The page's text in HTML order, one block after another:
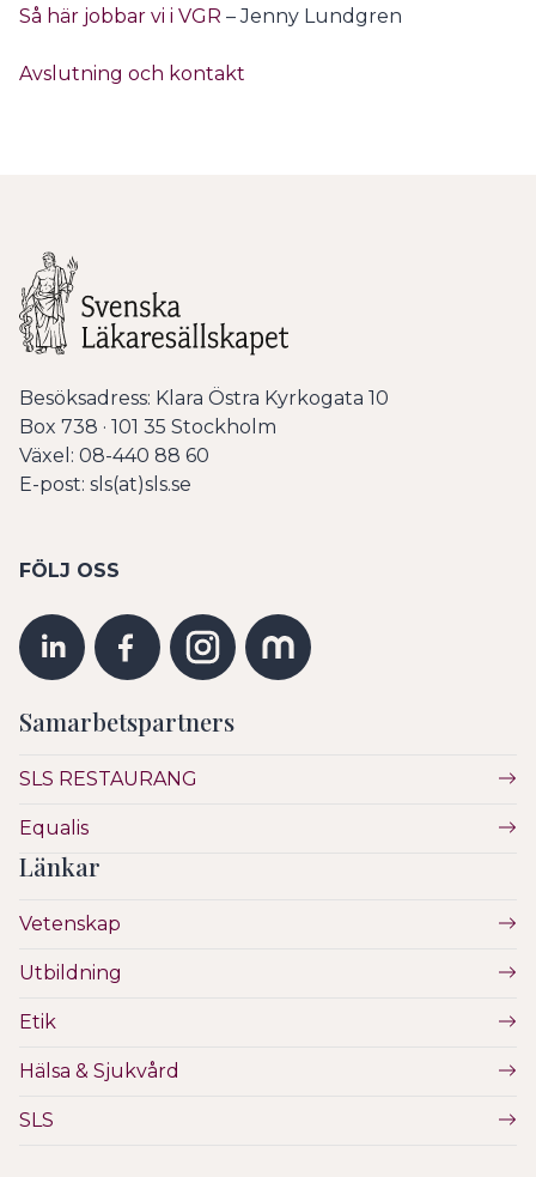
Så här jobbar vi i VGR – Jenny Lundgren
Avslutning och kontakt
Besöksadress: Klara Östra Kyrkogata 10
Box 738 · 101 35 Stockholm
Växel: 08-440 88 60
E-post: sls(at)sls.se
FÖLJ OSS
Samarbetspartners
SLS RESTAURANG
Equalis
Länkar
Vetenskap
Utbildning
Etik
Hälsa & Sjukvård
SLS